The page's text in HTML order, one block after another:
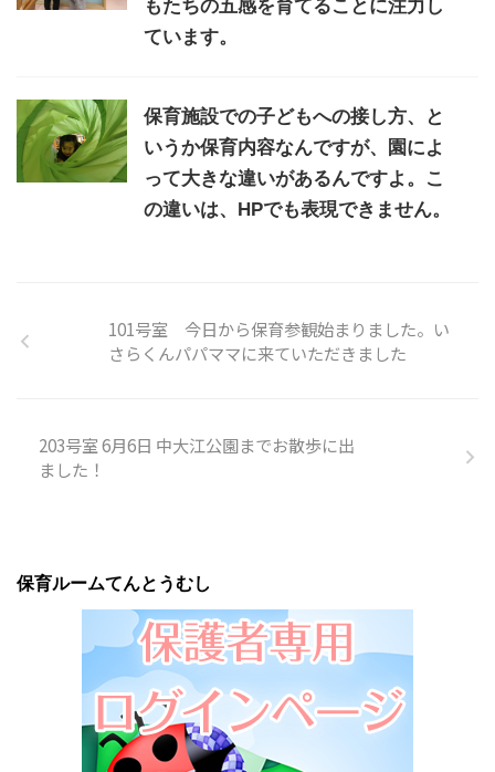
もたちの五感を育てることに注力し
ています。
保育施設での子どもへの接し方、と
いうか保育内容なんですが、園によ
って大きな違いがあるんですよ。こ
の違いは、HPでも表現できません。
101号室 今日から保育参観始まりました。い
さらくんパパママに来ていただきました
203号室 6月6日 中大江公園までお散歩に出
ました！
保育ルームてんとうむし